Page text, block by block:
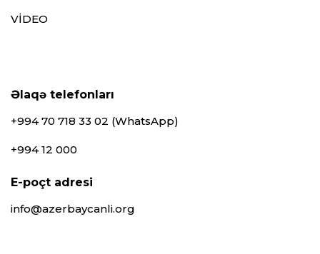
VİDEO
Əlaqə telefonları
+994 70 718 33 02 (WhatsApp)
+994 12 000
E-poçt adresi
info@azerbaycanli.org